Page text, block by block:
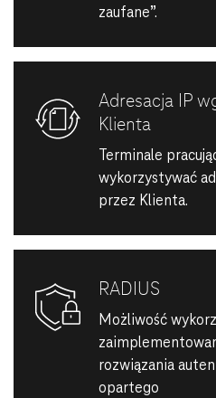
zaufane”.
Adresacja IP
Klienta
Terminale
wykorzystywać
przez Klienta.
RADIUS
Możliwość
rozwiązania
opartego